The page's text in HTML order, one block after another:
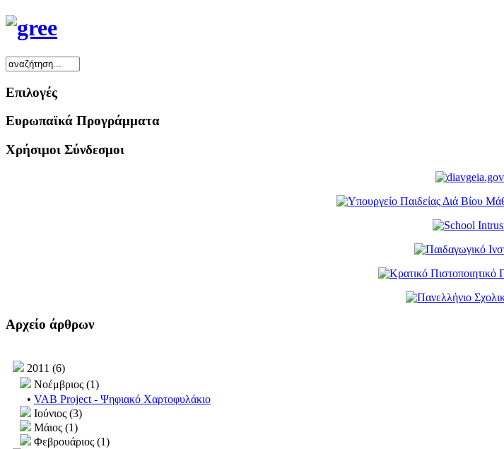
Επιλογές
Ευρωπαϊκά Προγράμματα
Χρήσιμοι Σύνδεσμοι
Αρχείο άρθρων
2011 (6)
Νοέμβριος (1)
• VAB Project - Ψηφιακό Χαρτοφυλάκιο
Ιούνιος (3)
Μάιος (1)
Φεβρουάριος (1)